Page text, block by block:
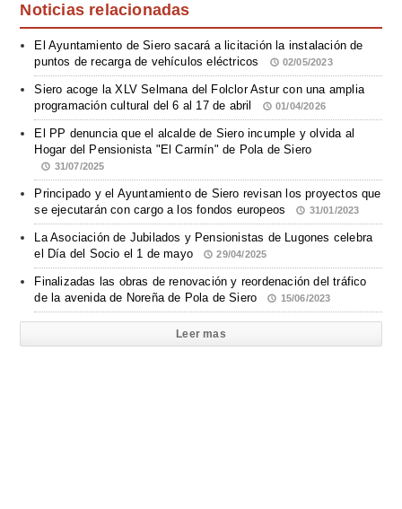
Noticias relacionadas
El Ayuntamiento de Siero sacará a licitación la instalación de
puntos de recarga de vehículos eléctricos
02/05/2023
Siero acoge la XLV Selmana del Folclor Astur con una amplia
programación cultural del 6 al 17 de abril
01/04/2026
El PP denuncia que el alcalde de Siero incumple y olvida al
Hogar del Pensionista "El Carmín" de Pola de Siero
31/07/2025
Principado y el Ayuntamiento de Siero revisan los proyectos que
se ejecutarán con cargo a los fondos europeos
31/01/2023
La Asociación de Jubilados y Pensionistas de Lugones celebra
el Día del Socio el 1 de mayo
29/04/2025
Finalizadas las obras de renovación y reordenación del tráfico
de la avenida de Noreña de Pola de Siero
15/06/2023
Leer mas